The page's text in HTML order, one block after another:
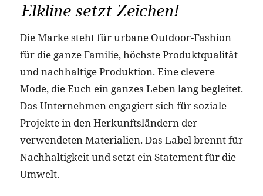
Elkline setzt Zeichen!
Die Marke steht für urbane Outdoor-Fashion
für die ganze Familie, höchste Produktqualität
und nachhaltige Produktion. Eine clevere
Mode, die Euch ein ganzes Leben lang begleitet.
Das Unternehmen engagiert sich für soziale
Projekte in den Herkunftsländern der
verwendeten Materialien. Das Label brennt für
Nachhaltigkeit und setzt ein Statement für die
Umwelt.